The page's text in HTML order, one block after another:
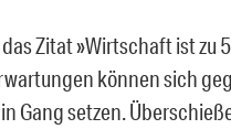
Zitat »Wirtschaft ist zu
können sich
Gang setzen.